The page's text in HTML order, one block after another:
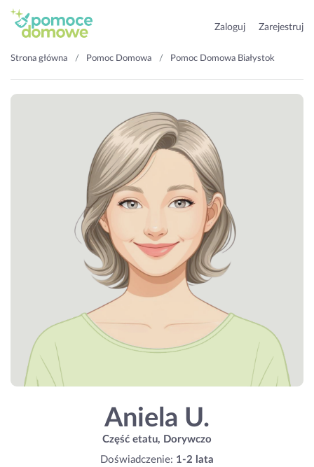
Zaloguj Zarejestruj
Strona główna Pomoc Domowa Pomoc Domowa Białystok
Aniela U.
Część etatu, Dorywczo
Doświadczenie: 1-2 lata